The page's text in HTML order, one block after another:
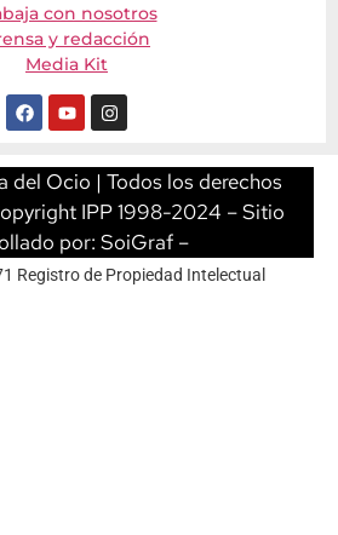
con nosotros
y redacción
Media Kit
del Ocio | Todos los derechos
IPP 1998-2024 – Sitio
por: SoiGraf–
Registro de Propiedad Intelectual